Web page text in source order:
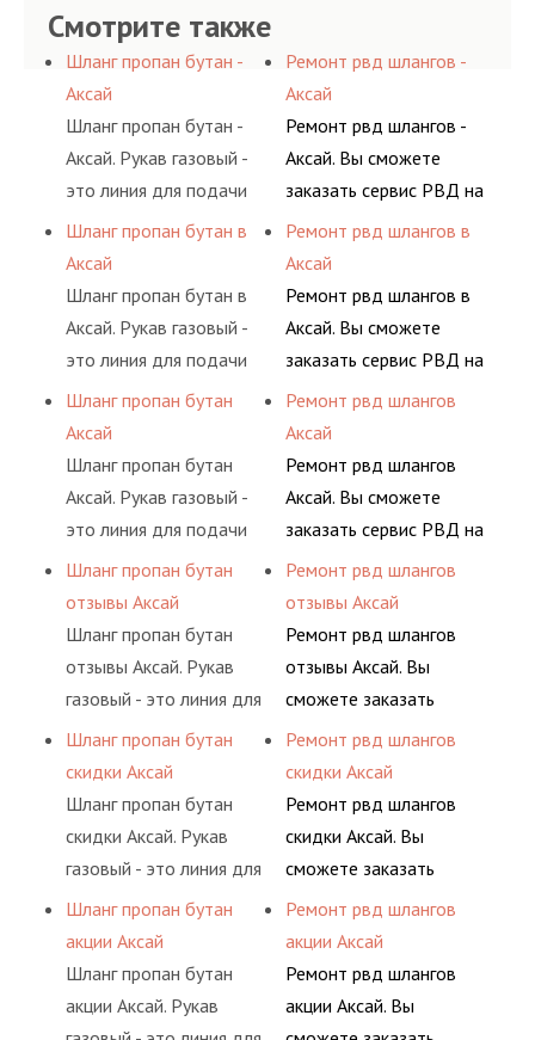
Смотрите также
Шланг пропан бутан -
Аксай
Шланг пропан бутан -
Аксай. Рукав газовый -
это линия для подачи
сжатого воздуха и
различных типов
сжиженного газа
(кислород, аргон, метан,
пропан, бутан,
определенными
Шланг пропан бутан в
Аксай
Шланг пропан бутан в
Аксай. Рукав газовый -
это линия для подачи
сжатого воздуха и
различных типов
сжиженного газа
(кислород, аргон, метан,
пропан, бутан,
определенными
Шланг пропан бутан
Аксай
Шланг пропан бутан
Аксай. Рукав газовый -
это линия для подачи
сжатого воздуха и
различных типов
сжиженного газа
(кислород, аргон, метан,
пропан, бутан,
определенными
элементами системы.
Шланг пропан бутан
отзывы Аксай
Шланг пропан бутан
отзывы Аксай. Рукав
газовый - это линия для
подачи сжатого
воздуха и различных
типов сжиженного газа
(кислород, аргон, метан,
пропан, бутан,
определенными
элементами системы.
Шланг пропан бутан
скидки Аксай
Шланг пропан бутан
скидки Аксай. Рукав
газовый - это линия для
подачи сжатого
воздуха и различных
типов сжиженного газа
(кислород, аргон, метан,
пропан, бутан,
Шланг пропан бутан
акции Аксай
Шланг пропан бутан
акции Аксай. Рукав
Ремонт рвд шлангов -
Аксай
Ремонт рвд шлангов -
Аксай. Вы сможете
заказать сервис РВД на
разовой основе либо на
условиях
долговременного
комплексного
обслуживания
предприятия.
Ремонт рвд шлангов в
Аксай
Ремонт рвд шлангов в
Аксай. Вы сможете
заказать сервис РВД на
разовой основе либо на
условиях
долговременного
комплексного
обслуживания
предприятия.
Ремонт рвд шлангов
Аксай
Ремонт рвд шлангов
Аксай. Вы сможете
заказать сервис РВД на
разовой основе либо на
условиях
долговременного
комплексного
обслуживания
предприятия.
Ремонт рвд шлангов
отзывы Аксай
Ремонт рвд шлангов
отзывы Аксай. Вы
сможете заказать
сервис РВД на разовой
основе либо на
условиях
долговременного
комплексного
гидросистем Вашего
предприятия.
Ремонт рвд шлангов
скидки Аксай
Ремонт рвд шлангов
скидки Аксай. Вы
сможете заказать
сервис РВД на разовой
основе либо на
условиях
долговременного
комплексного
Ремонт рвд шлангов
акции Аксай
Ремонт рвд шлангов
акции Аксай. Вы